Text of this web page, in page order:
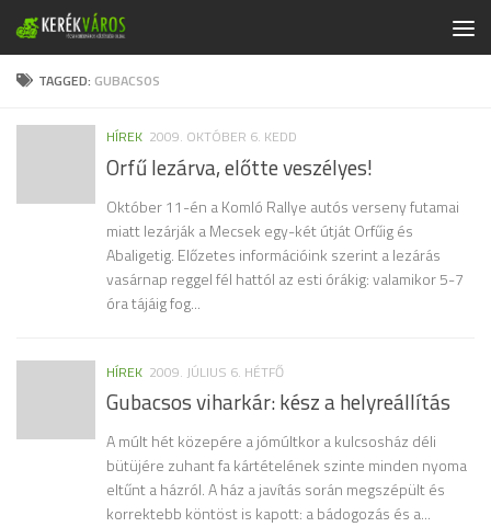
Skip to content
TAGGED: GUBACSOS
HÍREK 2009. OKTÓBER 6. KEDD
Orfű lezárva, előtte veszélyes!
Október 11-én a Komló Rallye autós verseny futamai
miatt lezárják a Mecsek egy-két útját Orfűig és
Abaligetig. Előzetes információink szerint a lezárás
vasárnap reggel fél hattól az esti órákig: valamikor 5-7
óra tájáig fog...
HÍREK 2009. JÚLIUS 6. HÉTFŐ
Gubacsos viharkár: kész a helyreállítás
A múlt hét közepére a jómúltkor a kulcsosház déli
bütüjére zuhant fa kártételének szinte minden nyoma
eltűnt a házról. A ház a javítás során megszépült és
korrektebb köntöst is kapott: a bádogozás és a...